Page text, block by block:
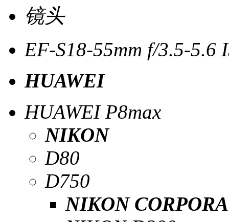
镜头
EF-S18-55mm f/3.5-5.6
HUAWEI
HUAWEI P8max
NIKON
D80
D750
NIKON